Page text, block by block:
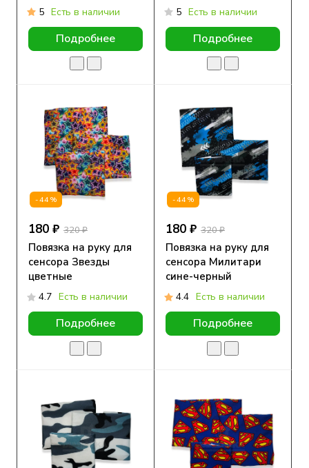
5 Есть в наличии
Подробнее
5 Есть в наличии
Подробнее
-44%
180 ₽ 320 ₽
Повязка на руку для
сенсора Звезды
цветные
4.7 Есть в наличии
Подробнее
-44%
180 ₽ 320 ₽
Повязка на руку для
сенсора Милитари
сине-черный
4.4 Есть в наличии
Подробнее